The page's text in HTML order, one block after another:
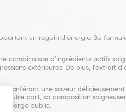
un regain d'énergie. Sa
combinaison d'ingrédients actifs
extérieures. De plus, l'extrait
conférant une saveur
part, sa composition
un large public.